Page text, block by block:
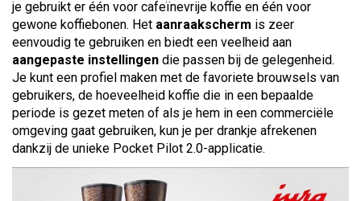
je gebruikt er één voor cafeïnevrije koffie en één voor
gewone koffiebonen. Het aanraakscherm is zeer
eenvoudig te gebruiken en biedt een veelheid aan
aangepaste instellingen die passen bij de gelegenheid.
Je kunt een profiel maken met de favoriete brouwsels van
gebruikers, de hoeveelheid koffie die in een bepaalde
periode is gezet meten of als je hem in een commerciële
omgeving gaat gebruiken, kun je per drankje afrekenen
dankzij de unieke Pocket Pilot 2.0-applicatie.